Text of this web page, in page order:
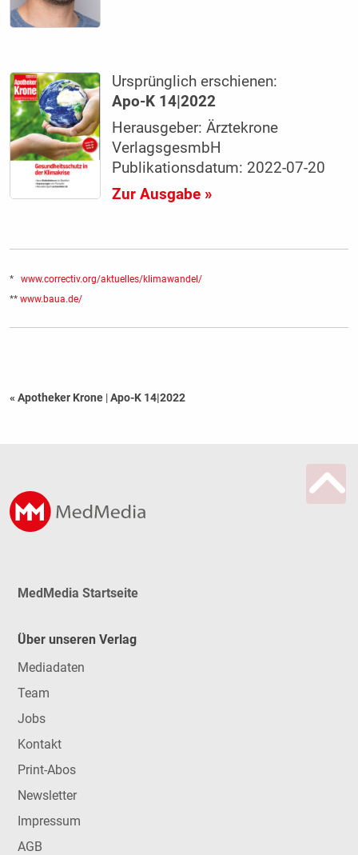
Ursprünglich erschienen:
Apo-K 14|2022
Herausgeber: Ärztekrone
VerlagsgesmbH
Publikationsdatum: 2022-07-20
Zur Ausgabe »
* www.correctiv.org/aktuelles/klimawandel/
** www.baua.de/
« Apotheker Krone |Apo-K 14|2022
MedMedia Startseite
Über unseren Verlag
Mediadaten
Team
Jobs
Kontakt
Print-Abos
Newsletter
Impressum
AGB